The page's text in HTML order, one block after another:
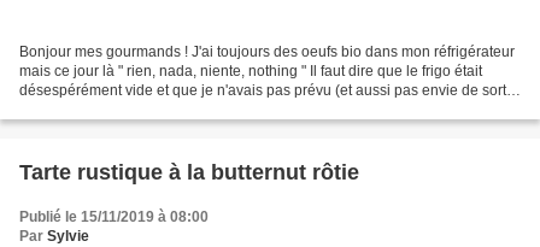
Bonjour mes gourmands ! J'ai toujours des oeufs bio dans mon réfrigérateur
mais ce jour là " rien, nada, niente, nothing " Il faut dire que le frigo était
désespérément vide et que je n'avais pas prévu (et aussi pas envie de sortir)
Tarte rustique à la butternut rôtie
Publié le 15/11/2019 à 08:00
Par Sylvie